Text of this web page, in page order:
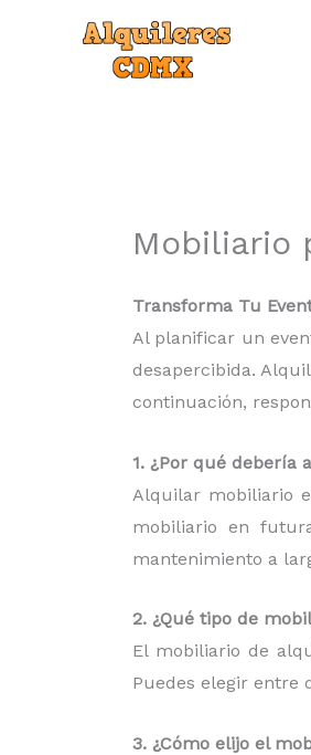
Mobiliario
Transforma Tu
Al planificar un
desapercibida.
continuación,
1. ¿Por qué
Alquilar mobiliario
mobiliario en
mantenimiento a
2. ¿Qué tipo de
El mobiliario de
Puedes elegir entre
3. ¿Cómo elijo el